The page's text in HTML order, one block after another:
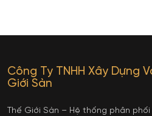
Công Ty TNHH Xây Dựng
Giới Sàn
Thế Giới Sàn – Hệ thống phân